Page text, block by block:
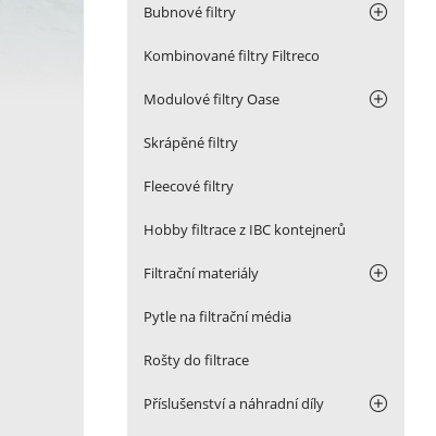
Bubnové filtry
Kombinované filtry Filtreco
Modulové filtry Oase
Skrápěné filtry
Fleecové filtry
Hobby filtrace z IBC kontejnerů
Filtrační materiály
Pytle na filtrační média
Rošty do filtrace
Příslušenství a náhradní díly